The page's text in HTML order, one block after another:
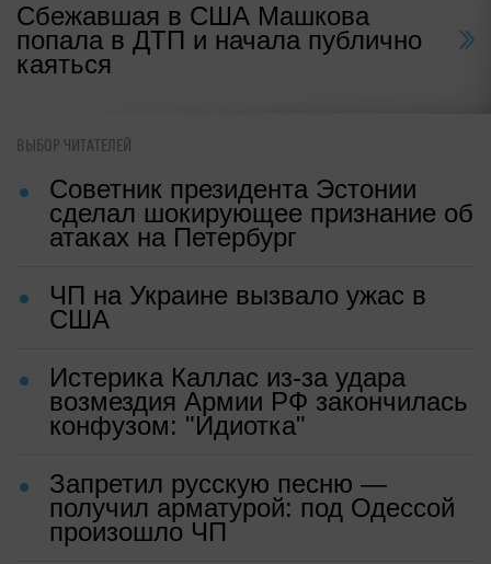
Сбежавшая в США Машкова
попала в ДТП и начала публично
каяться
ВЫБОР ЧИТАТЕЛЕЙ
Советник президента Эстонии
сделал шокирующее признание об
атаках на Петербург
ЧП на Украине вызвало ужас в
США
Истерика Каллас из-за удара
возмездия Армии РФ закончилась
конфузом: "Идиотка"
Запретил русскую песню —
получил арматурой: под Одессой
произошло ЧП